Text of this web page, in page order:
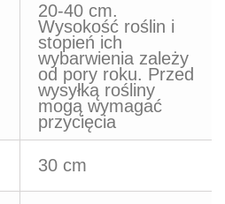
20-40 cm.
Wysokość roślin i
stopień ich
wybarwienia zależy
od pory roku. Przed
wysyłką rośliny
mogą wymagać
przycięcia
30 cm